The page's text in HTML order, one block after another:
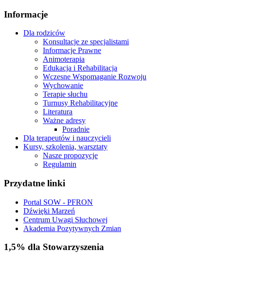
Informacje
Dla rodziców
Konsultacje ze specjalistami
Informacje Prawne
Animoterapia
Edukacja i Rehabilitacja
Wczesne Wspomaganie Rozwoju
Wychowanie
Terapie słuchu
Turnusy Rehabilitacyjne
Literatura
Ważne adresy
Poradnie
Dla terapeutów i nauczycieli
Kursy, szkolenia, warsztaty
Nasze propozycje
Regulamin
Przydatne linki
Portal SOW - PFRON
Dźwięki Marzeń
Centrum Uwagi Słuchowej
Akademia Pozytywnych Zmian
1,5% dla Stowarzyszenia